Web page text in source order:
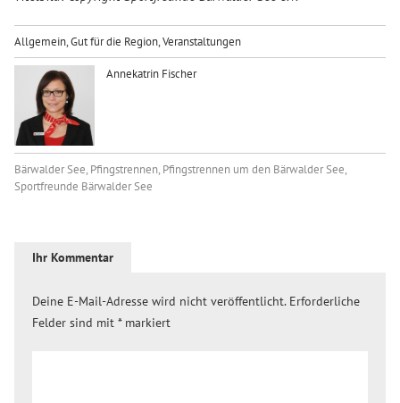
Allgemein,Gut für die Region,Veranstaltungen
Annekatrin Fischer
Bärwalder See, Pfingstrennen, Pfingstrennen um den Bärwalder See,
Sportfreunde Bärwalder See
Ihr Kommentar
Deine E-Mail-Adresse wird nicht veröffentlicht. Erforderliche
Felder sind mit *markiert